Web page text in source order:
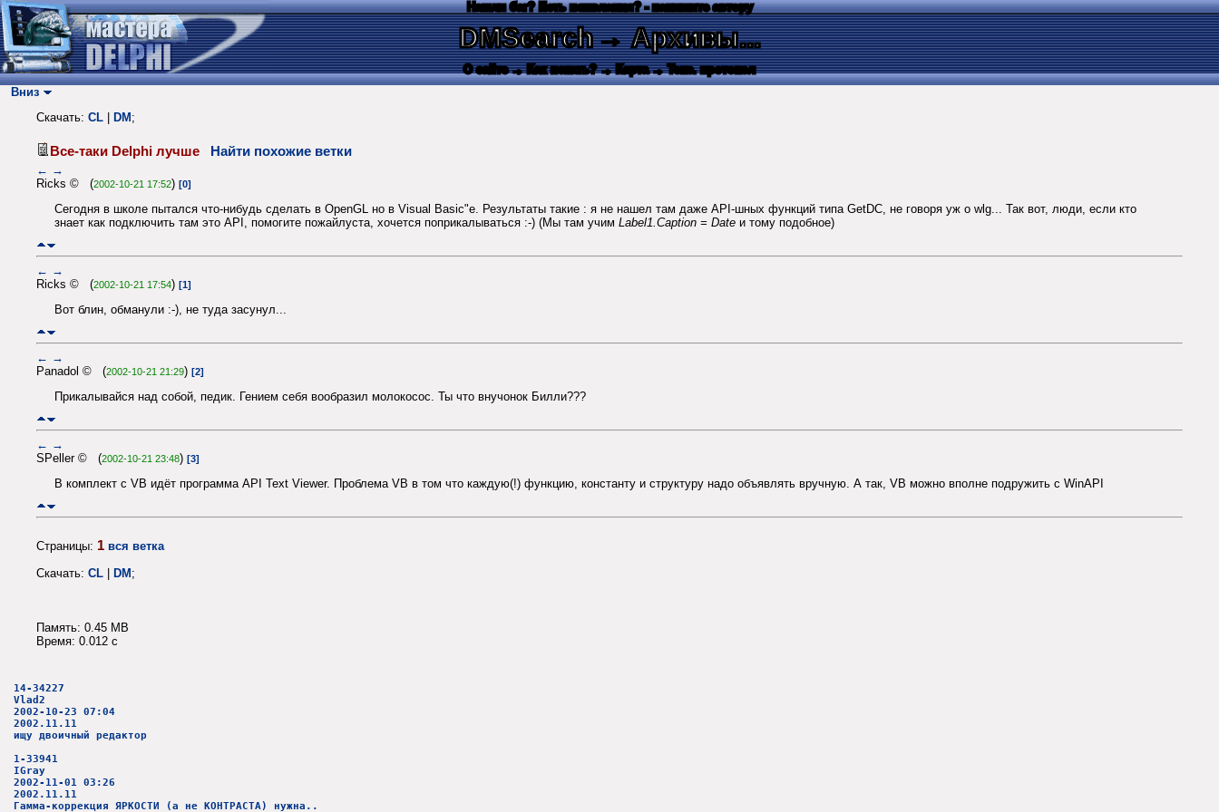
Нашли баг? Есть пожелания? - напишите автору
DMSearch→ Архивы...
О сайте → Как искать? → Карта → Текс. протокол
Вниз
Скачать: CL DM ;
Все-таки Delphi лучше Найти похожие ветки
← →
Ricks © (2002-10-21 17:52) [0]
Сегодня в школе пытался что-нибудь сделать в OpenGL но в Visual Basic"е. Результаты такие : я не нашел там даже API-шных функций типа GetDC, не говоря уж о wlg... Так вот, люди, если кто
знает как подключить там это API, помогите пожайлуста, хочется поприкалываться :-) (Мы там учим Label1.Caption = Date и тому подобное)
← →
Ricks © (2002-10-21 17:54) [1]
Вот блин, обманули :-), не туда засунул...
← →
Panadol © (2002-10-21 21:29) [2]
Прикалывайся над собой, педик. Гением себя вообразил молокосос. Ты что внучонок Билли???
← →
SPeller © (2002-10-21 23:48) [3]
В комплект с VB идёт программа API Text Viewer. Проблема VB в том что каждую(!) функцию, константу и структуру надо объявлять вручную. А так, VB можно вполне подружить с WinAPI
Страницы: 1 вся ветка
Скачать: CL | DM;
Память: 0.45 MB
Время: 0.012 c
14-34227
Vlad2
2002-10-23 07:04
2002.11.11
ищу двоичный редактор
1-33941
IGray
2002-11-01 03:26
2002.11.11
Гамма-коррекция ЯРКОСТИ (а не КОНТРАСТА) нужна..